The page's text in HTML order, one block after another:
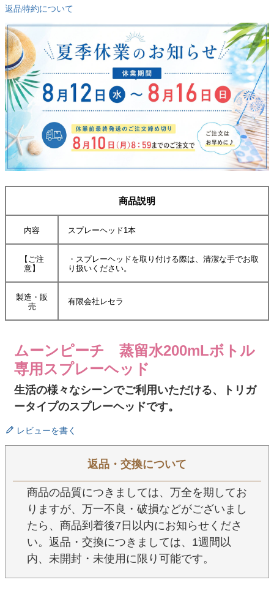
返品特約について
商品説明
内容 スプレーヘッド1本
【ご注
意】
・スプレーヘッドを取り付ける際は、清潔な手でお取
り扱いください。
製造・販
売
有限会社レセラ
ムーンピーチ 蒸留水200mLボトル
専用スプレーヘッド
生活の様々なシーンでご利用いただける、トリガ
ータイプのスプレーヘッドです。
レビューを書く
返品・交換について
商品の品質につきましては、万全を期してお
りますが、万一不良・破損などがございまし
たら、商品到着後7日以内にお知らせくださ
い。返品・交換につきましては、1週間以
内、未開封・未使用に限り可能です。